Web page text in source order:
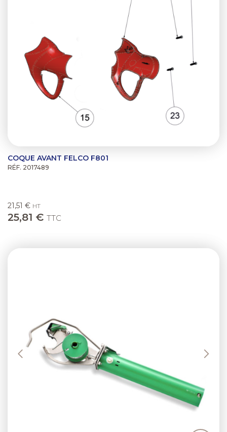
COQUE AVANT FELCO F801
RÉF. 2017489
21,51 € HT
25,81 € TTC